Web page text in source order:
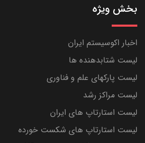
بخش ویژه
اخبار اکوسیستم ایران
لیست شتابدهنده ها
لیست پارکهای علم و فناوری
لیست مراکز رشد
لیست استارتاپ های ایران
لیست استارتاپ های شکست خورده